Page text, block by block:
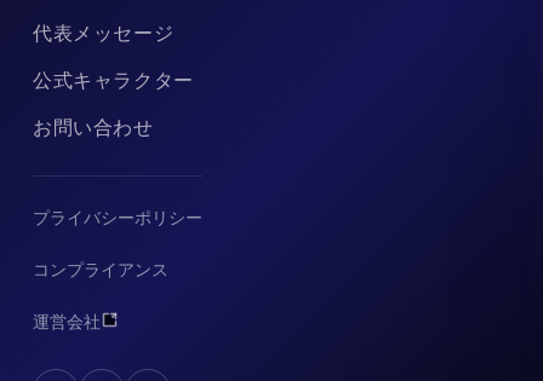
代表メッセージ
公式キャラクター
お問い合わせ
プライバシーポリシー
コンプライアンス
運営会社